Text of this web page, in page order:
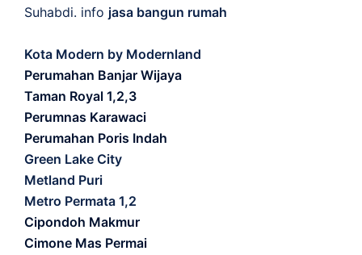
Suhabdi. info jasa bangun rumah
Kota Modern by Modernland
Perumahan Banjar Wijaya
Taman Royal 1,2,3
Perumnas Karawaci
Perumahan Poris Indah
Green Lake City
Metland Puri
Metro Permata 1,2
Cipondoh Makmur
Cimone Mas Permai